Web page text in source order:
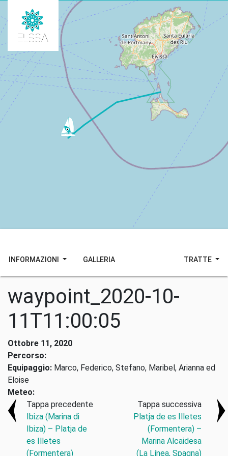
INFORMAZIONI GALLERIA TRATTE
waypoint_2020-10-
11T11:00:05
Ottobre 11, 2020
Percorso:
Equipaggio: Marco, Federico, Stefano, Maribel, Arianna ed
Eloise
Meteo:
Tappa precedente
Ibiza (Marina di
Ibiza) – Platja de
es Illetes
(Formentera)
Tappa successiva
Platja de es Illetes
(Formentera) –
Marina Alcaidesa
(La Línea, Spagna)